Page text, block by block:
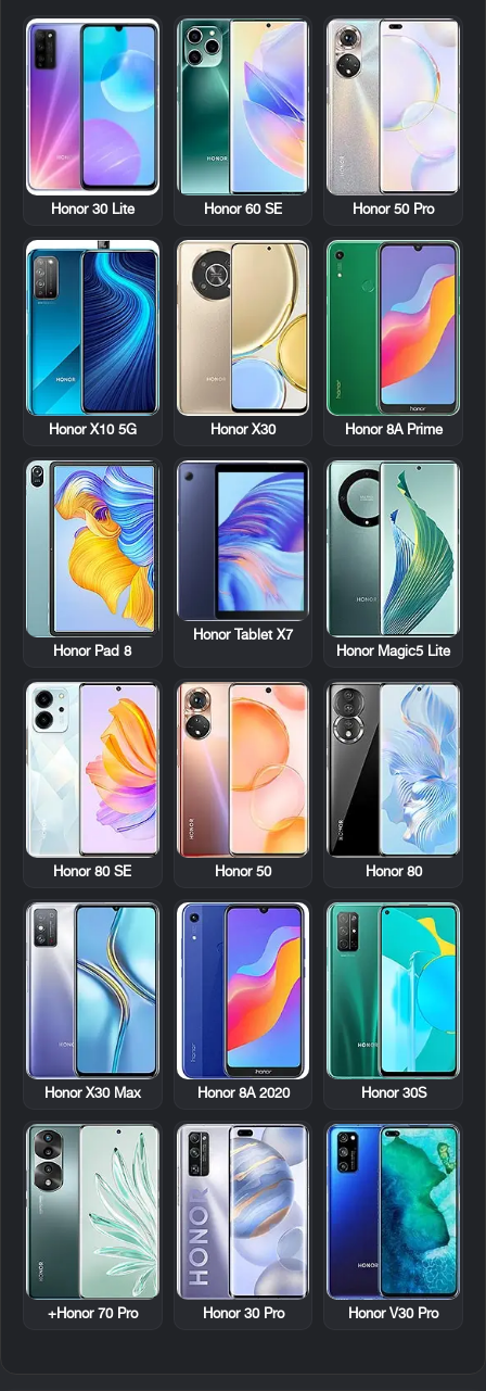
Honor 50 Pro
Honor 60 SE
Honor 30 Lite
Honor 8A Prime
Honor X30
Honor X10 5G
Honor Magic5 Lite
Honor Tablet X7
Honor Pad 8
Honor 80
Honor 50
Honor 80 SE
Honor 30S
Honor 8A 2020
Honor X30 Max
Honor V30 Pro
Honor 30 Pro
Honor 70 Pro+